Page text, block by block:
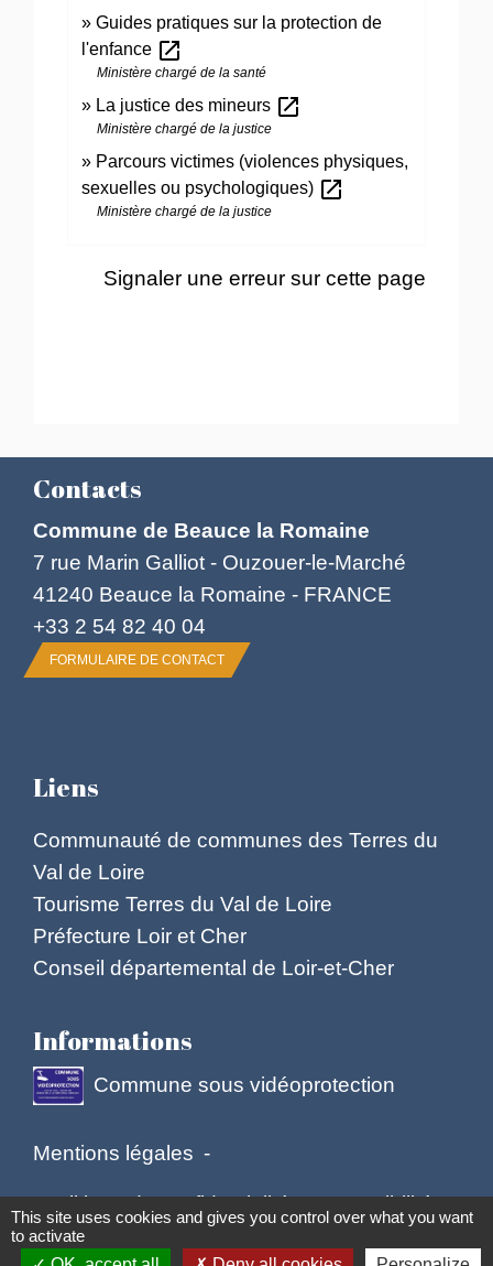
Guides pratiques sur la protection de
l'enfance open_in_new
Ministère chargé de la santé
La justice des mineurs open_in_new
Ministère chargé de la justice
Parcours victimes (violences physiques,
sexuelles ou psychologiques) open_in_new
Ministère chargé de la justice
Signaler une erreur sur cette page
Contacts
Commune de Beauce la Romaine
7 rue Marin Galliot - Ouzouer-le-Marché
41240 Beauce la Romaine - FRANCE
+33 2 54 82 40 04
FORMULAIRE DE CONTACT
Liens
Communauté de communes des Terres du
Val de Loire
Tourisme Terres du Val de Loire
Préfecture Loir et Cher
Conseil départemental de Loir-et-Cher
Informations
Commune sous vidéoprotection
Mentions légales -
Politique de confidentialité - Accessibilité -
Plan du site - Gestion des cookies
This site uses cookies and gives you control over what you want
to activate